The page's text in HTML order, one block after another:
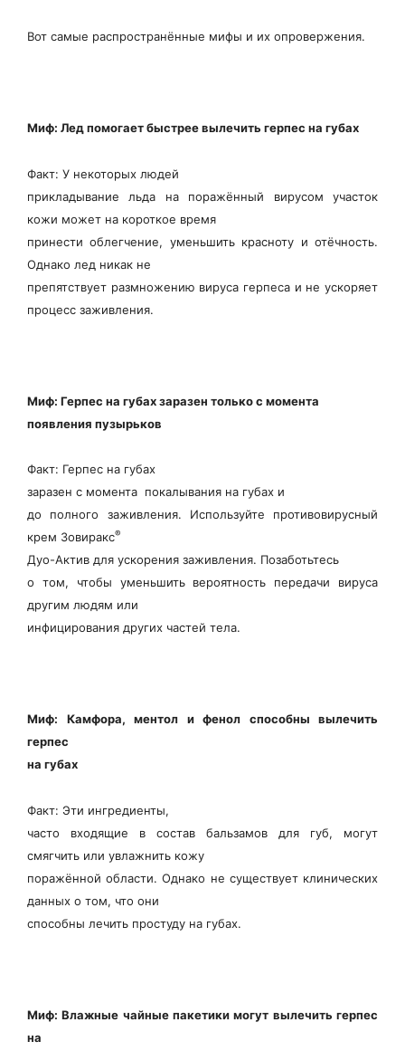
Вот самые распространённые мифы и их опровержения.
Миф: Лед помогает быстрее вылечить герпес на губах
Факт: У некоторых людей
прикладывание льда на поражённый вирусом участок
кожи может на короткое время
принести облегчение, уменьшить красноту и отёчность.
Однако лед никак не
препятствует размножению вируса герпеса и не ускоряет
процесс заживления.
Миф: Герпес на губах заразен только с момента
появления пузырьков
Факт: Герпес на губах
заразен с момента покалывания на губах и
до полного заживления. Используйте противовирусный
крем Зовиракс®
Дуо-Актив для ускорения заживления. Позаботьтесь
о том, чтобы уменьшить вероятность передачи вируса
другим людям или
инфицирования других частей тела.
Миф: Камфора, ментол и фенол способны вылечить
герпес
на губах
Факт: Эти ингредиенты,
часто входящие в состав бальзамов для губ, могут
смягчить или увлажнить кожу
поражённой области. Однако не существует клинических
данных о том, что они
способны лечить простуду на губах.
Миф: Влажные чайные пакетики могут вылечить герпес
на